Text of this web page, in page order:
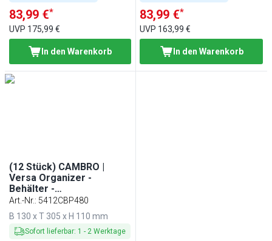
83,99 €*
UVP 175,99 €
In den Warenkorb
83,99 €*
UVP 163,99 €
In den Warenkorb
(12 Stück) CAMBRO |
Versa Organizer -
Behälter -
130x305x110mm - Grau-
gesprenkelt
Art.-Nr.: 5412CBP480
B 130 x T 305 x H 110 mm
Sofort lieferbar: 1 - 2 Werktage